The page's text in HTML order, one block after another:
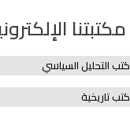
مكتبتنا
كتب التحليل السياسي
كتب تاريخية